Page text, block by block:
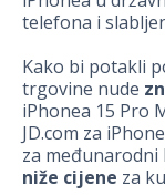
telefona i
Kako bi potakli
trgovine nude
iPhonea 15 Pro
JD.com za
za međunarodni
niže cijene za